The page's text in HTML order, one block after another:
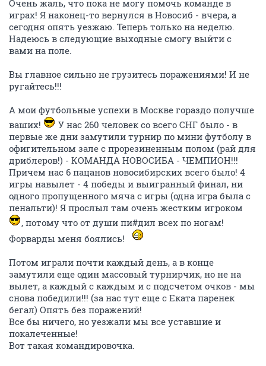
Очень жаль, что пока не могу помочь команде в
играх! Я наконец-то вернулся в Новосиб - вчера, а
сегодня опять уезжаю. Теперь только на неделю.
Надеюсь в следующие выходные смогу выйти с
вами на поле.
Вы главное сильно не грузитесь поражениями! И не
ругайтесь!!!
А мои футбольные успехи в Москве гораздо получше
ваших!
У нас 260 человек со всего СНГ было - в
первые же дни замутили турнир по мини футболу в
офигительном зале с прорезиненным полом (рай для
дриблеров!) - КОМАНДА НОВОСИБА - ЧЕМПИОН!!!
Причем нас 6 пацанов новосибирских всего было! 4
игры навылет - 4 победы и выигранный финал, ни
одного пропущенного мяча с игры (одна игра была с
пенальти)! Я прослыл там очень жестким игроком
, потому что от души пи#дил всех по ногам!
Форварды меня боялись!
Потом играли почти каждый день, а в конце
замутили еще один массовый турнирчик, но не на
вылет, а каждый с каждым и с подсчетом очков - мы
снова победили!!! (за нас тут еще с Еката паренек
бегал) Опять без поражений!
Все бы ничего, но уезжали мы все уставшие и
покалеченные!
Вот такая командировочка.